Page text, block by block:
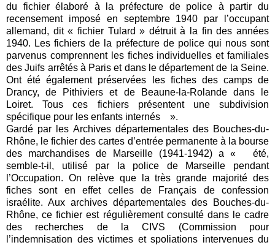
du fichier élaboré à la préfecture de police à partir du
recensement imposé en septembre 1940 par l’occupant
allemand, dit « fichier Tulard » détruit à la fin des années
1940. Les fichiers de la préfecture de police qui nous sont
parvenus comprennent les fiches individuelles et familiales
des Juifs arrêtés à Paris et dans le département de la Seine.
Ont été également préservées les fiches des camps de
Drancy, de Pithiviers et de Beaune-la-Rolande dans le
Loiret. Tous ces fichiers présentent une subdivision
spécifique pour les enfants internés ».
Gardé par les Archives départementales des Bouches-du-
Rhône, le fichier des cartes d’entrée permanente à la bourse
des marchandises de Marseille (1941-1942) a « été,
semble-t-il, utilisé par la police de Marseille pendant
l’Occupation. On relève que la très grande majorité des
fiches sont en effet celles de Français de confession
israélite. Aux archives départementales des Bouches-du-
Rhône, ce fichier est régulièrement consulté dans le cadre
des recherches de la CIVS (Commission pour
l’indemnisation des victimes et spoliations intervenues du